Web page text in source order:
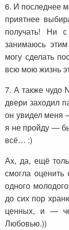
6. И последнее
приятнее
получать! Ни
занимаюсь
могу сделать
всю мою жизнь
7. А также чудо
двери заходил
он увидел меня
я не пройду —
всё… :)
Ах, да, ещё
смогла
одного
до сих пор
ценных, и —
Любовью.))